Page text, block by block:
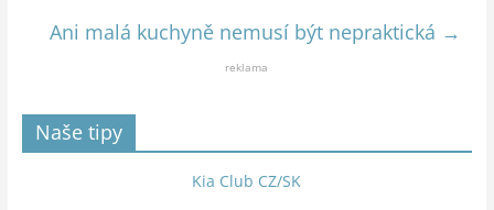
Ani malá kuchyně nemusí být nepraktická →
reklama
Naše tipy
Kia Club CZ/SK